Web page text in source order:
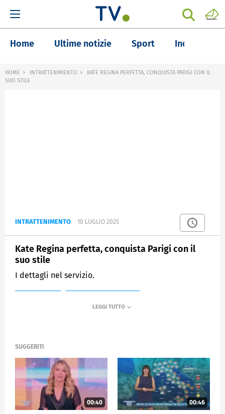
Home Ultime notizie Sport Inchieste
HOME INTRATTENIMENTO
KATE REGINA PERFETTA, CONQUISTA PARIGI CON IL
SUO STILE
INTRATTENIMENTO 10 LUGLIO 2025
Kate Regina perfetta, conquista Parigi con il
suo stile
I dettagli nel servizio.
SUGGERITI
00:40 00:46